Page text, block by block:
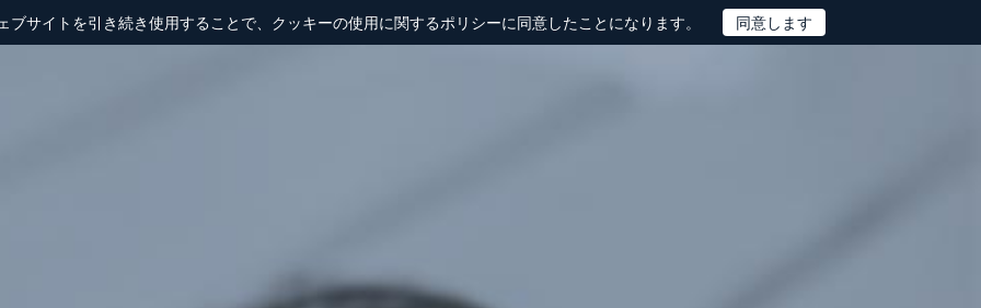
ブサイトを引き続き使用することで、クッキーの使用に関するポリシーに同意したことになります。